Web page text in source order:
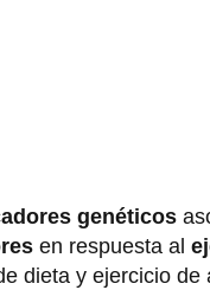
genéticos
en respuesta al
dieta y ejercicio